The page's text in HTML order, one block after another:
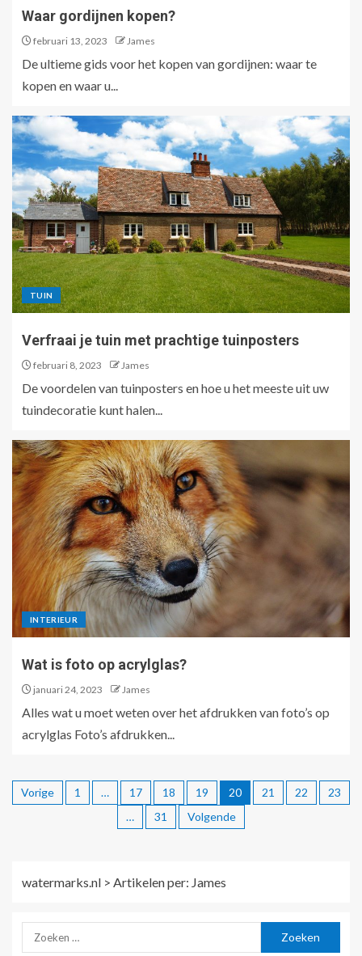
Waar gordijnen kopen?
februari 13, 2023 James
De ultieme gids voor het kopen van gordijnen: waar te
kopen en waar u...
TUIN
Verfraai je tuin met prachtige tuinposters
februari 8, 2023 James
De voordelen van tuinposters en hoe u het meeste uit uw
tuindecoratie kunt halen...
INTERIEUR
Wat is foto op acrylglas?
januari 24, 2023 James
Alles wat u moet weten over het afdrukken van foto’s op
acrylglas Foto’s afdrukken...
Vorige 1 … 17 18 19 20 21 22
23
…
31 Volgende
watermarks.nl > Artikelen per: James